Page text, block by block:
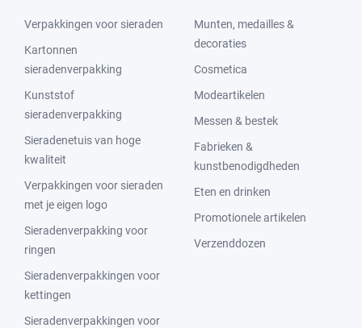
Verpakkingen voor sieraden
Kartonnen
sieradenverpakking
Kunststof
sieradenverpakking
Sieradenetuis van hoge
kwaliteit
Verpakkingen voor sieraden
met je eigen logo
Sieradenverpakking voor
ringen
Sieradenverpakkingen voor
kettingen
Sieradenverpakkingen voor
Munten, medailles &
decoraties
Cosmetica
Modeartikelen
Messen & bestek
Fabrieken &
kunstbenodigdheden
Eten en drinken
Promotionele artikelen
Verzenddozen